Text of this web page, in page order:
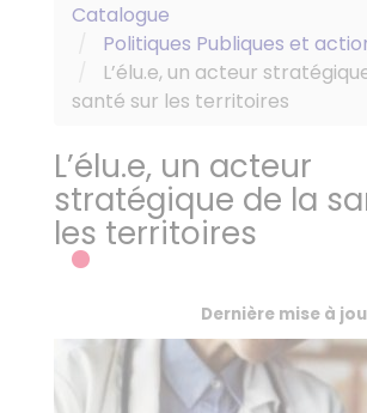
Catalogue
Politiques Publiques et
L’élu.e, un acteur
santé sur les territoires
L’élu.e, un acteur
stratégique de la
les territoires
Dernière mise à